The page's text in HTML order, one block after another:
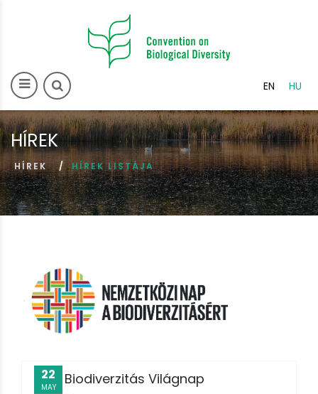
EN HU
HÍREK
HÍREK HÍREK LISTÁJA
Biodiverzitás Világnap
22
MAY